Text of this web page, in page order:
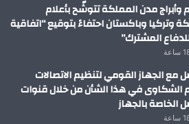
وأبراج مدن المملكة تتوشّح بأعلام
وتركيا وباكستان احتفاءً بتوقيع “اتفاقية
المشترك”
مع الجهاز القومي لتنظيم الاتصالات
الشكاوى في هذا الشأن من خلال قنوات
الخاصة بالجهاز